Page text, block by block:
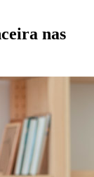
nas